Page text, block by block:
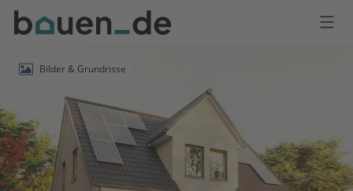
Bauen
Logo
Anmelden
Bilder & Grundrisse